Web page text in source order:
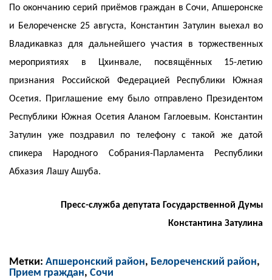
По окончанию серий приёмов граждан в Сочи, Апшеронске
и Белореченске 25 августа, Константин Затулин выехал во
Владикавказ для дальнейшего участия в торжественных
мероприятиях в Цхинвале, посвящённых 15-летию
признания Российской Федерацией Республики Южная
Осетия. Приглашение ему было отправлено Президентом
Республики Южная Осетия Аланом Гаглоевым. Константин
Затулин уже поздравил по телефону с такой же датой
спикера Народного Собрания-Парламента Республики
Абхазия Лашу Ашуба.
Пресс-служба депутата Государственной Думы
Константина Затулина
Метки: Апшеронский район, Белореченский район,
Прием граждан, Сочи